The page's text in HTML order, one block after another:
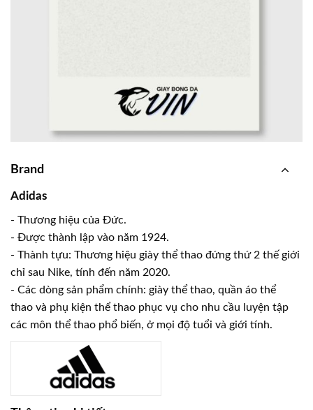
Brand
Adidas
- Thương hiệu của Đức.
- Được thành lập vào năm 1924.
- Thành tựu: Thương hiệu giày thể thao đứng thứ 2 thế giới
chỉ sau Nike, tính đến năm 2020.
- Các dòng sản phẩm chính: giày thể thao, quần áo thể
thao và phụ kiện thể thao phục vụ cho nhu cầu luyện tập
các môn thể thao phổ biến, ở mọi độ tuổi và giới tính.